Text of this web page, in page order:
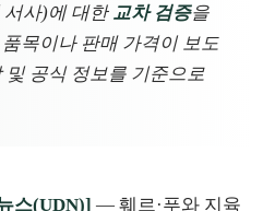
사)에 대한 교차 검증을
목이나 판매 가격이 보도
및 공식 정보를 기준으로
스(UDN)] — 훼르·푸와 지육